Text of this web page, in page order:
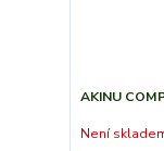
AKINU
Není